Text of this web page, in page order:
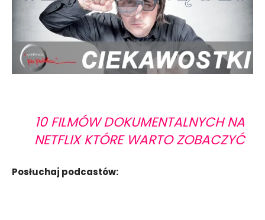
10 FILMÓW DOKUMENTALNYCH NA
NETFLIX KTÓRE WARTO ZOBACZYĆ
Posłuchaj podcastów: